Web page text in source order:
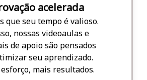
acelerada
que seu tempo é valioso.
nossas videoaulas e
de apoio são pensados
seu aprendizado.
mais resultados.